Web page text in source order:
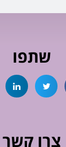
שתפו
צרו קשר